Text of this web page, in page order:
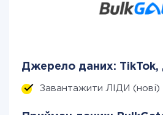
Джерело даних: TikTok,
Завантажити ЛІДИ (нові)